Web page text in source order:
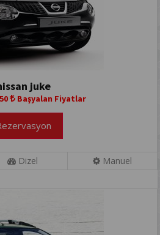
juke
Başyalan Fiyatlar
Dizel Manuel